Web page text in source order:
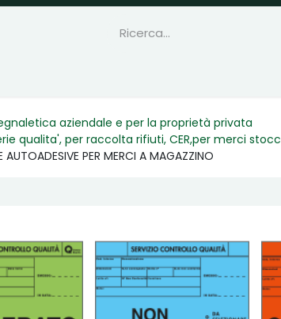
aziendale e per la proprietà privata
qualita', per raccolta rifiuti, CER,per merci
AUTOADESIVE PER MERCI A MAGAZZINO